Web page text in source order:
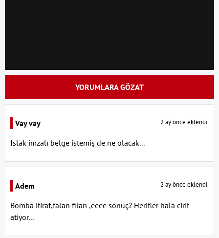
YORUMLARA GÖZAT
Vay vay 2 ay önce eklendi.
Islak imzalı belge istemiş de ne olacak...
Adem 2 ay önce eklendi.
Bomba itiraf,falan filan ,eeee sonuç? Herifler hala cirit
atiyor...